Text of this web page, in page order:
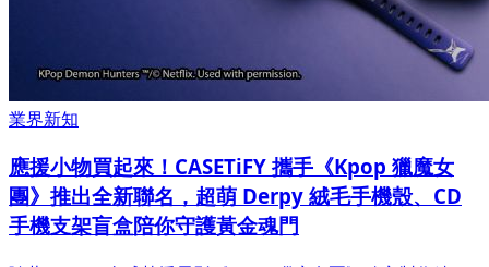
業界新知
應援小物買起來！CASETiFY 攜手《Kpop 獵魔女
團》推出全新聯名，超萌 Derpy 絨毛手機殼、CD
手機支架盲盒陪你守護黃金魂門